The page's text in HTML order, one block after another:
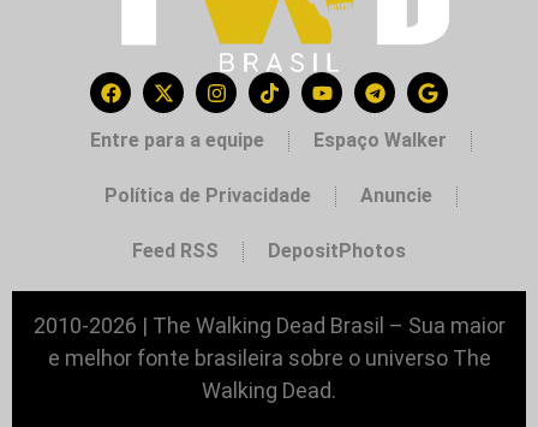
Entre para a equipe Espaço Walker
Política de Privacidade Anuncie
Feed RSS DepositPhotos
2010-2026 | The Walking Dead Brasil – Sua maior
e melhor fonte brasileira sobre o universo The
Walking Dead.